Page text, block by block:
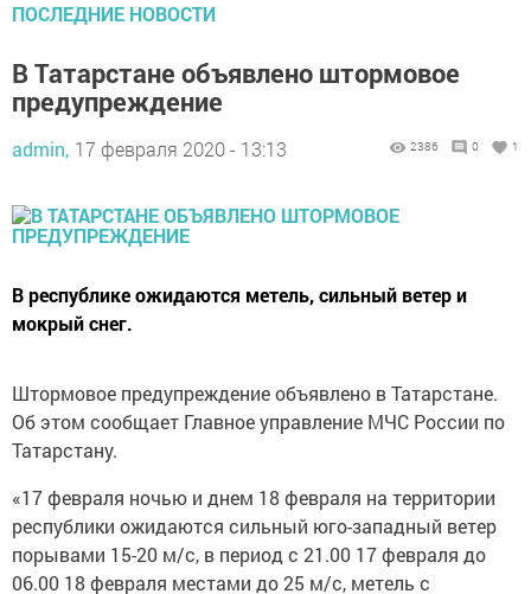
ПОСЛЕДНИЕ НОВОСТИ
В Татарстане объявлено штормовое
предупреждение
admin, 17 февраля 2020 - 13:13 2386 0 1
В республике ожидаются метель, сильный ветер и
мокрый снег.
Штормовое предупреждение объявлено в Татарстане.
Об этом сообщает Главное управление МЧС России по
Татарстану.
«17 февраля ночью и днем 18 февраля на территории
республики ожидаются сильный юго-западный ветер
порывами 15-20 м/с, в период с 21.00 17 февраля до
06.00 18 февраля местами до 25 м/с, метель с